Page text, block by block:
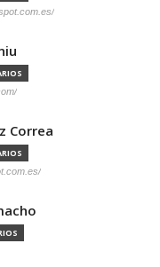
Correa